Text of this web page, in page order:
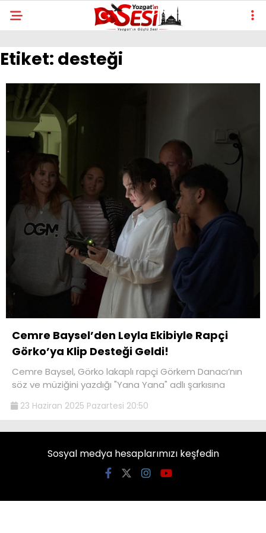
Etiket: desteği
Cemre Baysel’den Leyla Ekibiyle Rapçi
Görko’ya Klip Desteği Geldi!
Cemre Baysel, Görko lakaplı rapçi Görkem Danacı’nın
söz ve müziğini yazdığı "Yana Yana" adlı şarkısına
23 Haziran 2025 Pazartesi 20:50
Sosyal medya hesaplarımızı keşfedin